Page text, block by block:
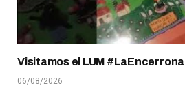
Visitamos el LUM #LaEncerrona
06/08/2026